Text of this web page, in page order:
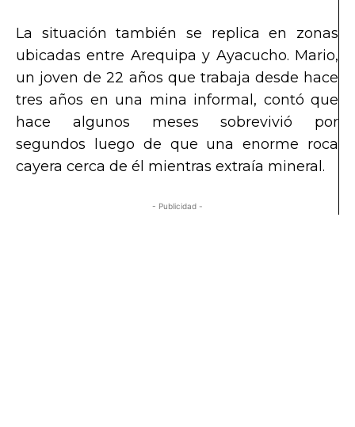
La situación también se replica en zonas
ubicadas entre Arequipa y Ayacucho. Mario,
un joven de 22 años que trabaja desde hace
tres años en una mina informal, contó que
hace algunos meses sobrevivió por
segundos luego de que una enorme roca
cayera cerca de él mientras extraía mineral.
- Publicidad -